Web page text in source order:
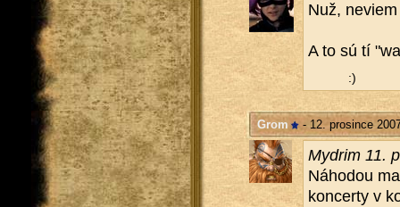
Nuž,
A to sú tí
:)
Grom - 12. prosince
Mydrim 11.
Ná­ho­dou
kon­cer­ty v